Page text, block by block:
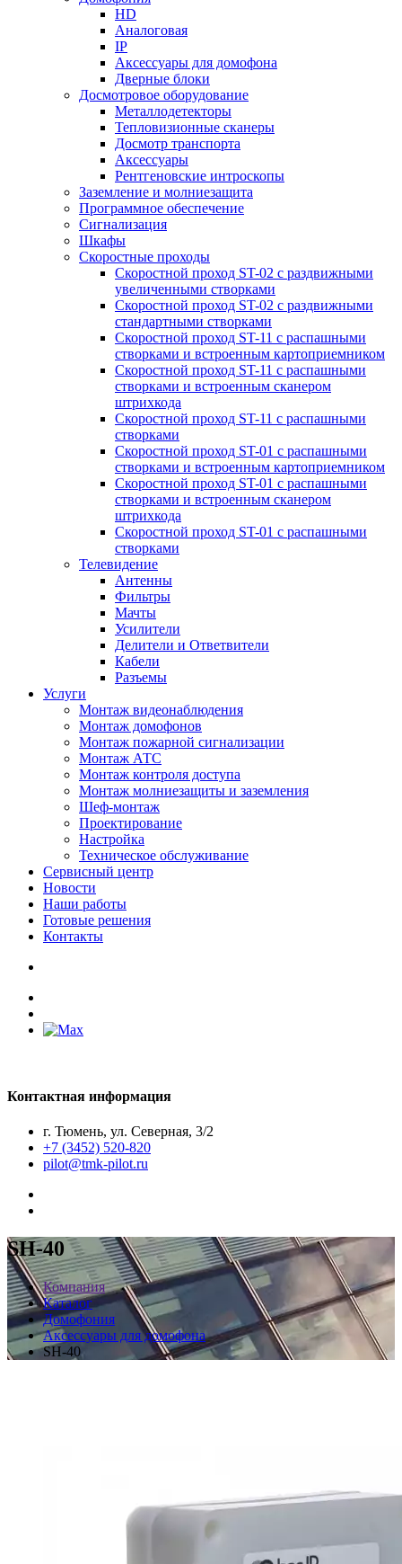
HD
Аналоговая
IP
Аксессуары для домофона
Дверные блоки
Досмотровое оборудование
Металлодетекторы
Тепловизионные сканеры
Досмотр транспорта
Аксессуары
Рентгеновские интроскопы
Заземление и молниезащита
Программное обеспечение
Сигнализация
Шкафы
Скоростные проходы
Скоростной проход ST-02 с раздвижными
увеличенными створками
Скоростной проход ST-02 с раздвижными
стандартными створками
Скоростной проход ST-11 с распашными
створками и встроенным картоприемником
Скоростной проход ST-11 с распашными
створками и встроенным сканером
штрихкода
Скоростной проход ST-11 с распашными
створками
Скоростной проход ST-01 с распашными
створками и встроенным картоприемником
Скоростной проход ST-01 с распашными
створками и встроенным сканером
штрихкода
Скоростной проход ST-01 с распашными
створками
Телевидение
Антенны
Фильтры
Мачты
Усилители
Делители и Ответвители
Кабели
Разъемы
Услуги
Монтаж видеонаблюдения
Монтаж домофонов
Монтаж пожарной сигнализации
Монтаж АТС
Монтаж контроля доступа
Монтаж молниезащиты и заземления
Шеф-монтаж
Проектирование
Настройка
Техническое обслуживание
Сервисный центр
Новости
Наши работы
Готовые решения
Контакты
Контактная информация
г. Тюмень, ул. Северная, 3/2
+7 (3452) 520-820
pilot@tmk-pilot.ru
SH-40
Компания
Каталог
Домофония
Аксессуары для домофона
SH-40